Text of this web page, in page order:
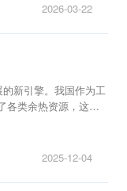
2026-03-22
新引擎。我国作为工
各类余热资源，这都
技动能。2025-12-04